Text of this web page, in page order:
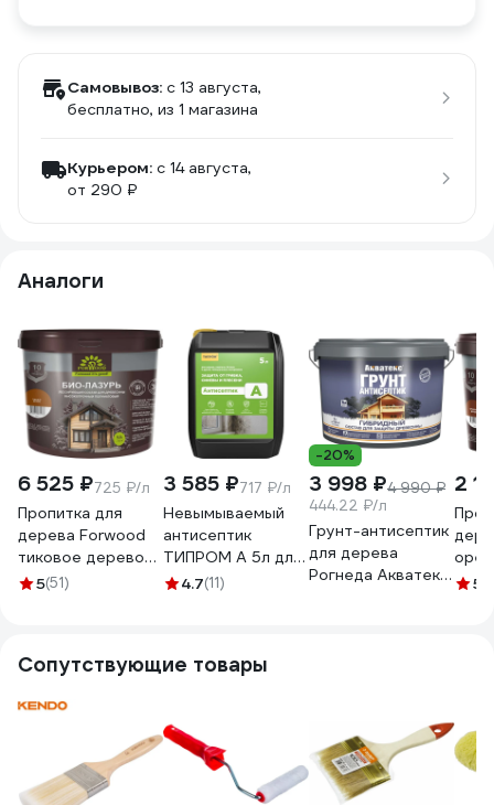
Самовывоз: c 13 августа,
бесплатно, из 1 магазина
Курьером: c 14 августа,
от 290 ₽
Аналоги
6 525 ₽725 ₽/л
Пропитка для
дерева Forwood
тиковое дерево
лессирующий
5(51)
3 585 ₽717 ₽/л
Невымываемый
антисептик
ТИПРОМ А 5л для
дерева, камня,
4.7(11)
-20%
3 998 ₽4 990 ₽
444.22 ₽/л
Грунт-антисептик
для дерева
Рогнеда Акватекс
2
5
Сопутствующие товары